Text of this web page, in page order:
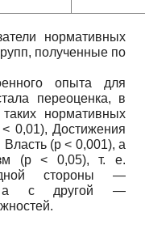
нормативных
полученные по
опыта для
переоценка, в
нормативных
< 0,01), Достижения
Власть (p < 0,001), а
(p < 0,05), т. е.
стороны —
а с другой —